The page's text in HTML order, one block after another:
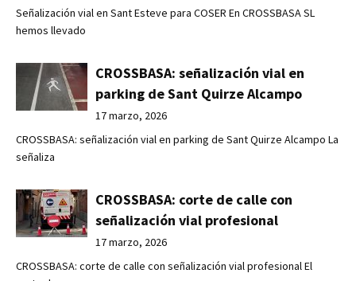
Señalización vial en Sant Esteve para COSER En CROSSBASA SL
hemos llevado
CROSSBASA: señalización vial en
parking de Sant Quirze Alcampo
17 marzo, 2026
CROSSBASA: señalización vial en parking de Sant Quirze Alcampo La
señaliza
CROSSBASA: corte de calle con
señalización vial profesional
17 marzo, 2026
CROSSBASA: corte de calle con señalización vial profesional El